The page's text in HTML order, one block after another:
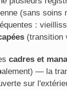
(sans soins
:
(transition
cadres et
alement) — la
sur